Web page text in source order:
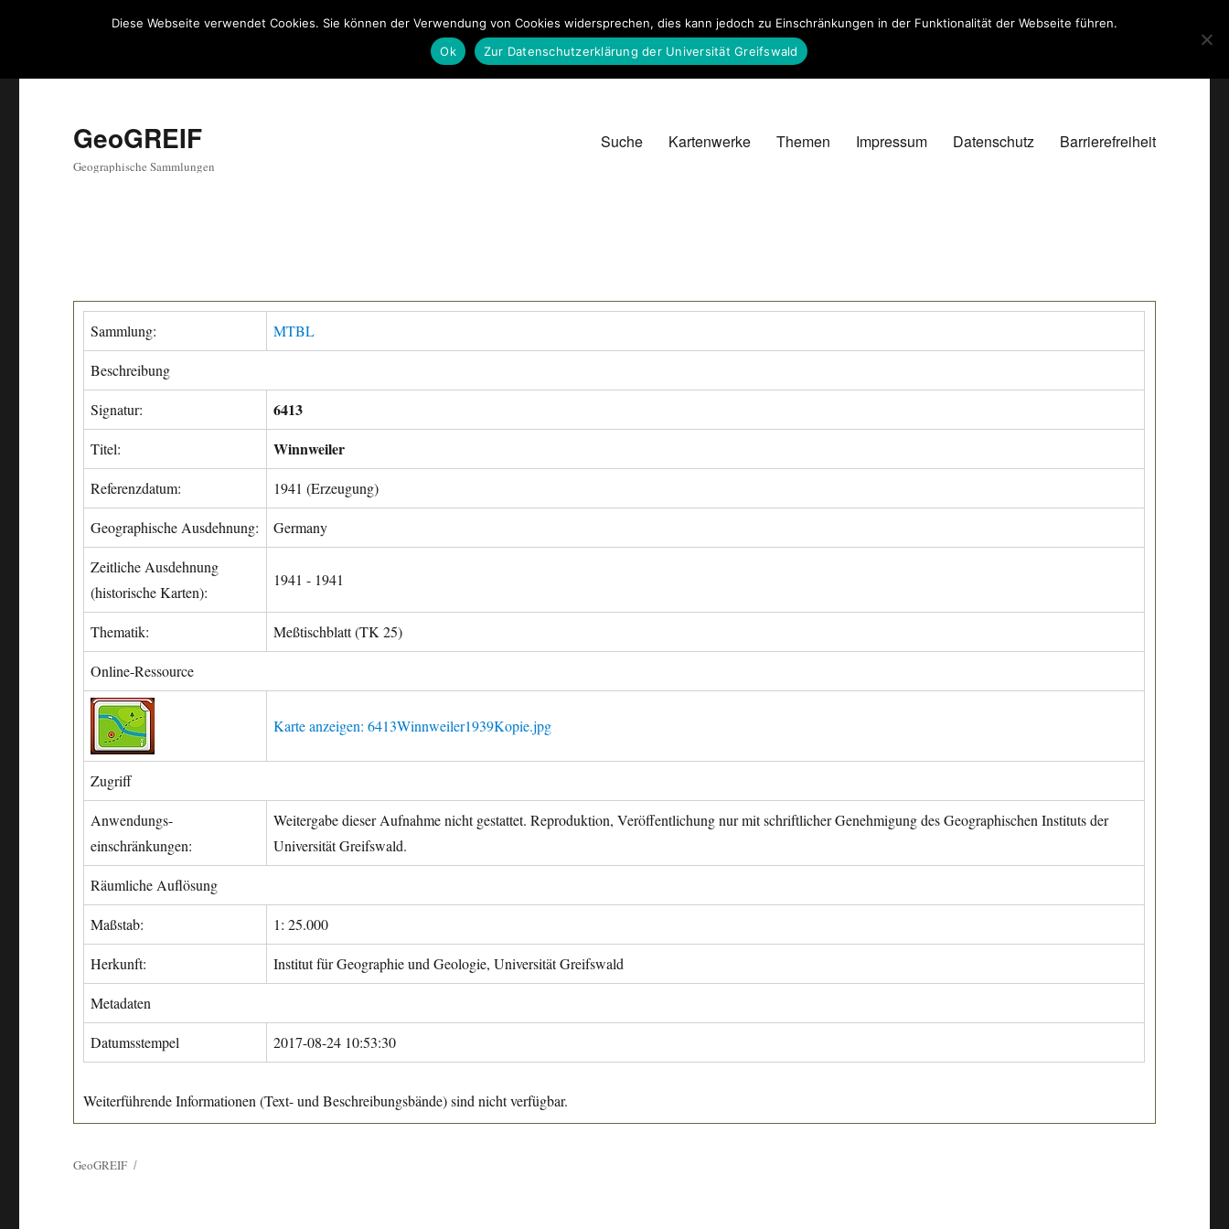
GeoGREIF
Geographische Sammlungen
Suche Kartenwerke Themen Impressum Datenschutz Barrierefreiheit
Sammlung: MTBL
Beschreibung
Signatur: 6413
Titel: Winnweiler
Referenzdatum: 1941 (Erzeugung)
Geographische Ausdehnung: Germany
Zeitliche Ausdehnung
(historische Karten):
1941 - 1941
Thematik: Meßtischblatt (TK 25)
Online-Ressource
Karte anzeigen: 6413Winnweiler1939Kopie.jpg
Zugriff
Anwendungs-
einschränkungen:
Weitergabe dieser Aufnahme nicht gestattet. Reproduktion, Veröffentlichung nur mit schriftlicher Genehmigung des Geographischen Instituts der
Universität Greifswald.
Räumliche Auflösung
Maßstab: 1: 25.000
Herkunft: Institut für Geographie und Geologie, Universität Greifswald
Metadaten
Datumsstempel 2017-08-24 10:53:30
Weiterführende Informationen (Text- und Beschreibungsbände) sind nicht verfügbar.
GeoGREIF
Diese Webseite verwendet Cookies. Sie können der Verwendung von Cookies widersprechen, dies kann jedoch zu Einschränkungen in der Funktionalität der Webseite führen.
Ok
Zur Datenschutzerklärung der Universität Greifswald